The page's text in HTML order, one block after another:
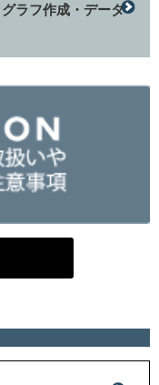
ラフ作成・データ